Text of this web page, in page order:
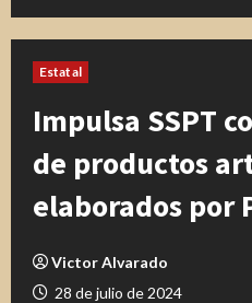
Estatal
Impulsa SSPT
de productos
elaborados por
Victor Alvarado
28 de julio de 2024